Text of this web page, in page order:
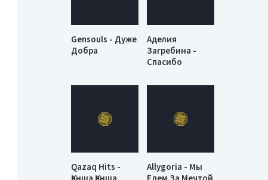
Gensouls - Дуже
Добра
Аделия
Загребина -
Спасибо
Qazaq Hits -
Allygoria - Мы